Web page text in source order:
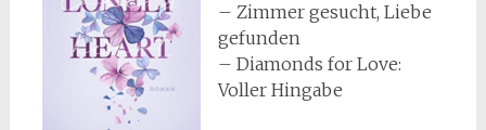
– Zimmer gesucht, Liebe
gefunden
– Diamonds for Love:
Voller Hingabe